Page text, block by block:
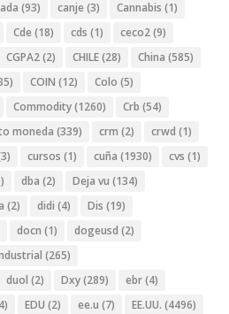
(93) canje (3) Cannabis (1)
Cde (18) cds (1) ceco2(9)
CGPA2(2) CHILE(28) China (585)
COIN (12) Colo (5)
Commodity(1260) Crb (54)
moneda (339) crm (2) crwd (1)
cursos (1) cuña (1930) cvs (1)
dba (2) Deja vu (134)
(2) didi (4) Dis (19)
docn (1) dogeusd (2)
(265)
duol (2) Dxy(289) ebr(4)
EDU (2) ee.u (7) EE.UU. (4496)